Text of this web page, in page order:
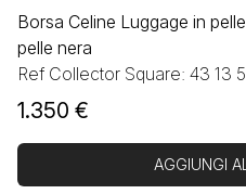
Borsa Celine Luggage in
pelle nera
Ref Collector Square: 43 13
1.350 €
AGGIUNGI